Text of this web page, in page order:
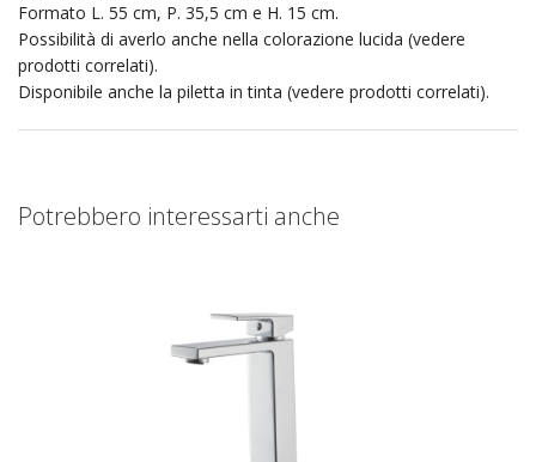
Formato L. 55 cm, P. 35,5 cm e H. 15 cm.
Possibilità di averlo anche nella colorazione lucida (vedere
prodotti correlati).
Disponibile anche la piletta in tinta (vedere prodotti correlati).
Potrebbero interessarti anche